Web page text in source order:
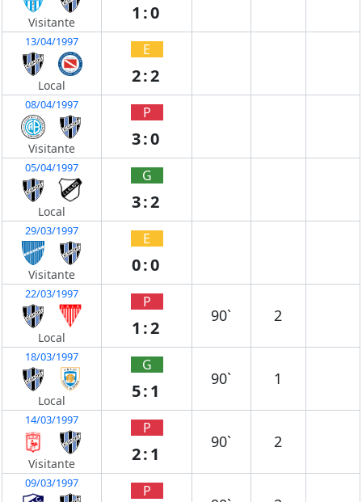
Visitante 1:0
13/04/1997
Local
E
2:2
08/04/1997
Visitante
P
3:0
05/04/1997
Local
G
3:2
29/03/1997
Visitante
E
0:0
22/03/1997
Local
P
1:2
90` 2
18/03/1997
Local
G
5:1
90` 1
14/03/1997
Visitante
P
2:1
90` 2
09/03/1997 P